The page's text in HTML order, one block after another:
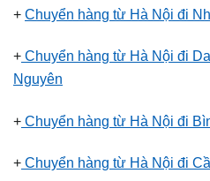
+ Chuyển hàng từ Hà Nội đi
+ Chuyển hàng từ Hà Nội đi
Nguyên
+ Chuyển hàng từ Hà Nội đi
+ Chuyển hàng từ Hà Nội đi